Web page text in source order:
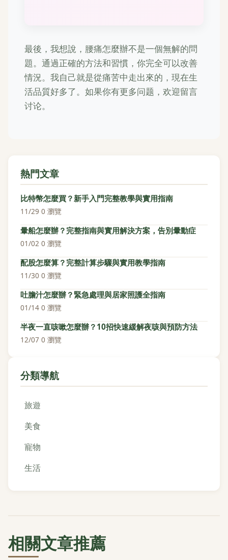
最後，我想說，腰痛怎麼辦不是一個無解的問
題。通過正確的方法和習慣，你完全可以改善
情況。我自己就是從痛苦中走出來的，現在生
活品質好多了。如果你有更多问题，欢迎留言
讨论。
熱門文章
比特幣怎麼買？新手入門完整教學與實用指南
11/29·0 瀏覽
暈船怎麼辦？完整指南與實用解決方案，告別暈動症
01/02·0 瀏覽
配股怎麼算？完整計算步驟與實用教學指南
11/30·0 瀏覽
吐膽汁怎麼辦？緊急處理與居家照護全指南
01/14·0 瀏覽
半夜一直咳嗽怎麼辦？10招快速緩解夜咳與預防方法
12/07·0 瀏覽
分類導航
旅遊
美食
寵物
生活
相關文章推薦